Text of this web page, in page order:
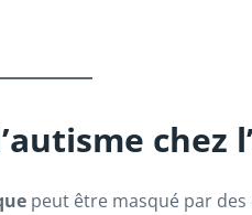
chez
peut être masqué par